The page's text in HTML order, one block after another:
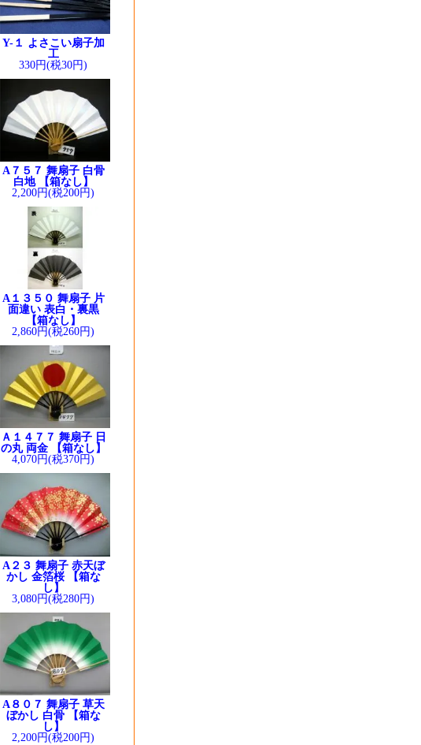
Y-１ よさこい扇子加
工
330円(税30円)
A７５７ 舞扇子 白骨
白地 【箱なし】
2,200円(税200円)
A１３５０ 舞扇子 片
面違い 表白・裏黒
【箱なし】
2,860円(税260円)
Ａ１４７７ 舞扇子 日
の丸 両金 【箱なし】
4,070円(税370円)
A２３ 舞扇子 赤天ぼ
かし 金箔桜 【箱な
し】
3,080円(税280円)
A８０７ 舞扇子 草天
ぼかし 白骨 【箱な
し】
2,200円(税200円)